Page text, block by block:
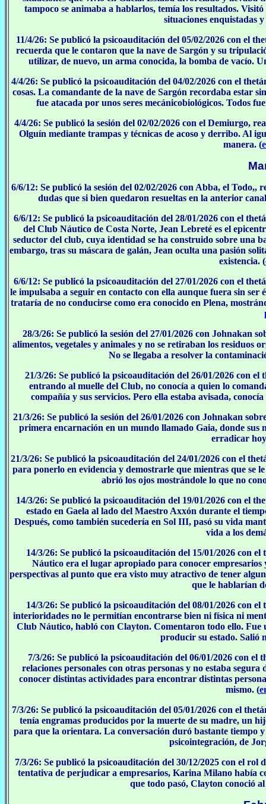
tampoco se animaba a hablarlos, temía los resultados.
situaciones enquistadas y
11/4/26: Se publicó la psicoauditación del 05/02/2026 con el
recuerda que le contaron que la nave de Sargón y su
utilizar, de nuevo, un arma conocida, la bomba de vacío.
4/4/26: Se publicó la psicoauditación del 04/02/2026 con el
cosas. La comandante de la nave de Sargón recordaba estar
fue atacada por unos seres mecánicobiológicos. Todos
4/4/26: Se publicó la sesión del 02/02/2026 con el Demiurgo,
Olguín mediante trampas y técnicas de acoso y derribo. Al
manera. (
6/6/12: Se publicó la sesión del 02/02/2026 con Abba, el
dudas que si bien quedaron resueltas en la anterior
6/6/12: Se publicó la psicoauditación del 28/01/2026 con el
del Club Náutico de Costa Norte, Jean Lebreté es el
seductor del club, cuya identidad se ha construido sobre una
embargo, tras su máscara de galán, Jean oculta una pasión
existencia. (
6/6/12: Se publicó la psicoauditación del 27/01/2026 con el
le impulsaba a seguir en contacto con ella aunque fuera sin
trataría de no conducirse como era conocido en Plena,
28/3/26: Se publicó la sesión del 27/01/2026 con Johnakan
alimentos, vegetales y animales y no se retiraban los residuos
No se llegaba a resolver la
21/3/26: Se publicó la psicoauditación del 26/01/2026 con
entrando al muelle del Club, no conocía a quien lo
compañía y sus servicios. Pero ella estaba avisada,
21/3/26: Se publicó la sesión del 26/01/2026 con Johnakan
primera encarnación en un mundo llamado Gaia, donde sus
erradicar
21/3/26: Se publicó la psicoauditación del 24/01/2026 con el
para ponerlo en evidencia y demostrarle que mientras que se
abrió los ojos mostrándole lo que no
14/3/26: Se publicó la psicoauditación del 19/01/2026 con el
estado en Gaela al lado del Maestro Axxón durante el
Después, como también sucedería en Sol III, pasó su vida
vida a los
14/3/26: Se publicó la psicoauditación del 15/01/2026 con
Náutico era el lugar apropiado para conocer
perspectivas al punto que era visto muy atractivo de tener
que le hablarían
14/3/26: Se publicó la psicoauditación del 08/01/2026 con
interioridades no le permitían encontrarse bien ni física ni
Club Náutico, habló con Clayton. Comentaron todo ello.
producir su estado. Salió
7/3/26: Se publicó la psicoauditación del 06/01/2026 con
relaciones personales con otras personas y no estaba
conocer distintas actividades para encontrar distintas
mismo. (
7/3/26: Se publicó la psicoauditación del 05/01/2026 con el
tenía engramas producidos por la muerte de su madre, un
para que la orientara. La conversación duró bastante tiempo
psicointegración, de
7/3/26: Se publicó la psicoauditación del 30/12/2025 con el
tentativa de perjudicar a empresarios, Karina Milano había
que todo pasó, Clayton conoció